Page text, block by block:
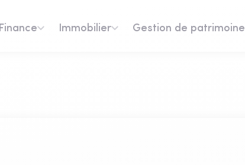
Finance Immobilier Gestion de patrimoine